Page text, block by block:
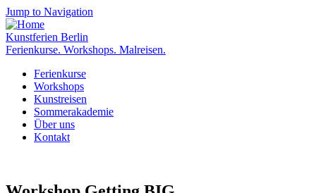
Jump to Navigation
Kunstferien Berlin
Ferienkurse. Workshops. Malreisen.
Ferienkurse
Workshops
Kunstreisen
Sommerakademie
Über uns
Kontakt